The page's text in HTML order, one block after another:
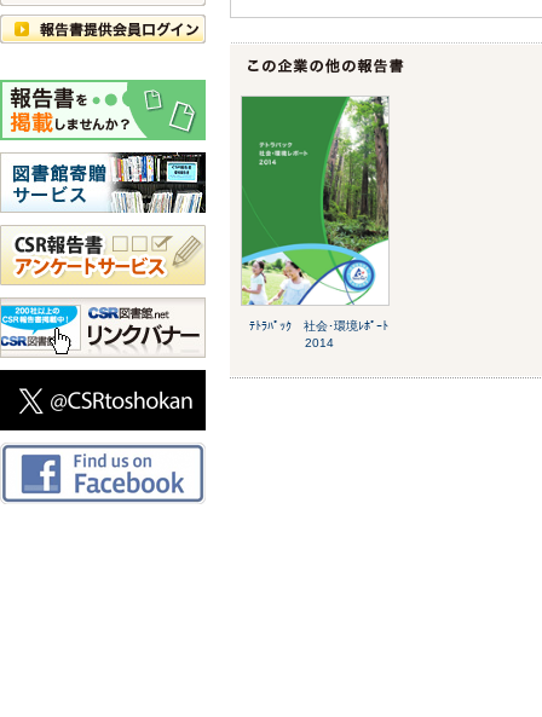
ﾃﾄﾗﾊﾟｯｸ 社会･環境ﾚﾎﾟｰﾄ
2014